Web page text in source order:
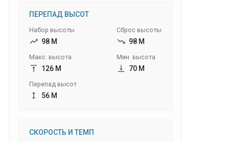
ПЕРЕПАД ВЫСОТ
Набор высоты
98 М
Макс. высота
126 М
Перепад высот
56 М
Сброс высоты
98 М
Мин. высота
70 М
СКОРОСТЬ И ТЕМП